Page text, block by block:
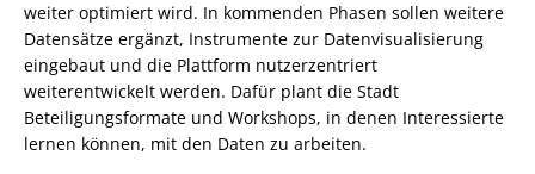
weiter optimiert wird. In kommenden Phasen sollen weitere
Datensätze ergänzt, Instrumente zur Datenvisualisierung
eingebaut und die Plattform nutzerzentriert
weiterentwickelt werden. Dafür plant die Stadt
Beteiligungsformate und Workshops, in denen Interessierte
lernen können, mit den Daten zu arbeiten.